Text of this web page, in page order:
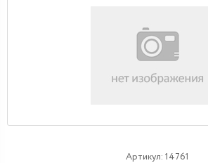
Артикул: 14761